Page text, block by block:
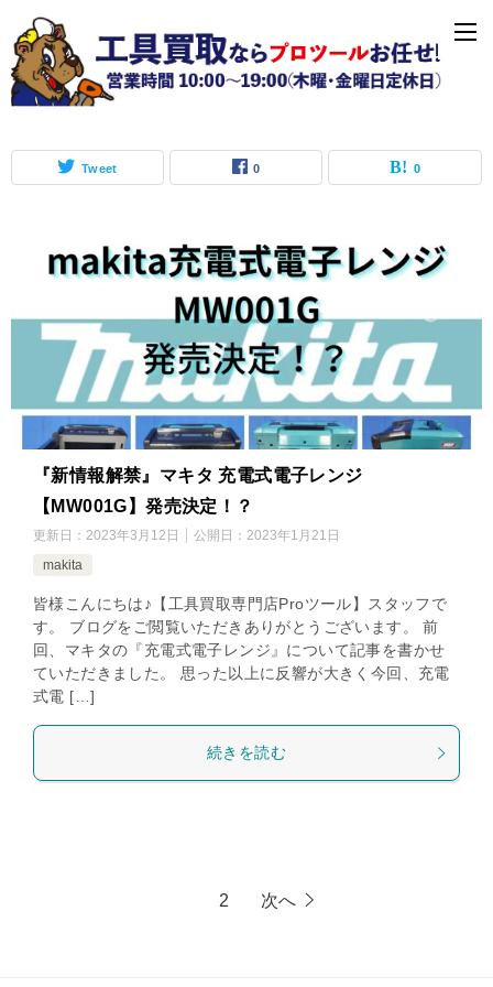
「充電式電子レンジ」の記事一覧
Tweet 0 0
『新情報解禁』マキタ 充電式電子レンジ
【MW001G】発売決定！？
更新日： 2023年3月12日 公開日： 2023年1月21日
makita
皆様こんにちは♪【工具買取専門店Proツール】スタッフで
す。 ブログをご閲覧いただきありがとうございます。 前
回、マキタの『充電式電子レンジ』について記事を書かせ
ていただきました。 思った以上に反響が大きく今回、充電
式電 […]
続きを読む
2 次へ